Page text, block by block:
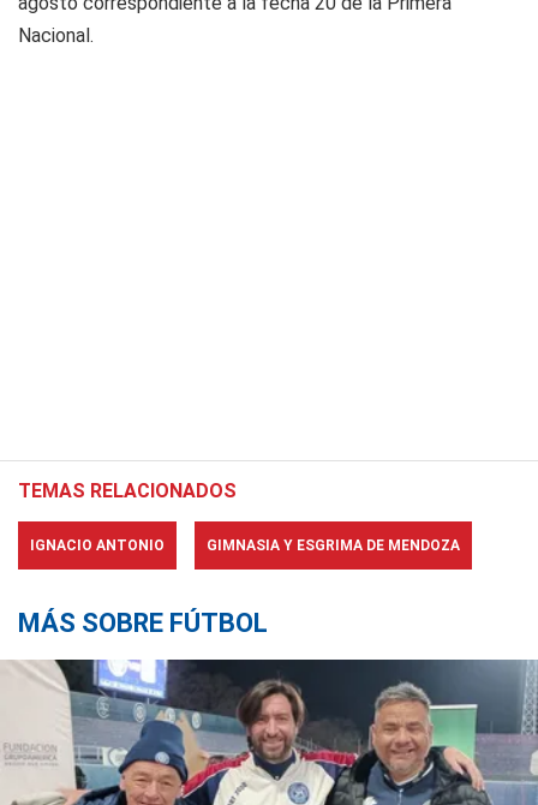
Nacional.
TEMAS RELACIONADOS
IGNACIO ANTONIO GIMNASIA Y ESGRIMA DE MENDOZA
MÁS SOBRE FÚTBOL